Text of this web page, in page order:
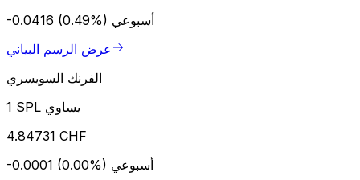
-0.0416 (0.49%) أسبوعي
عرض الرسم البياني
الفرنك السويسري
1 SPL يساوي
4.84731 CHF
-0.0001 (0.00%) أسبوعي